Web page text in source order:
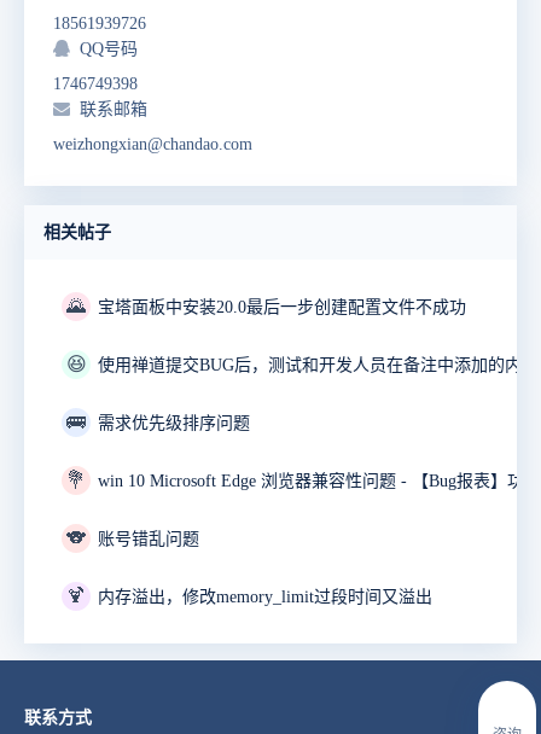
18561939726
QQ号码
1746749398
联系邮箱
weizhongxian@chandao.com
相关帖子
🌄 宝塔面板中安装20.0最后一步创建配置文件不成功
😆
🚌 需求优先级排序问题
💐
🐨 账号错乱问题
🍹 内存溢出，修改memory_limit过段时间又溢出
联系方式